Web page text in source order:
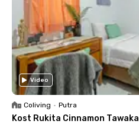
Video
Coliving • Putra
Kost Rukita Cinnamon Tawakal